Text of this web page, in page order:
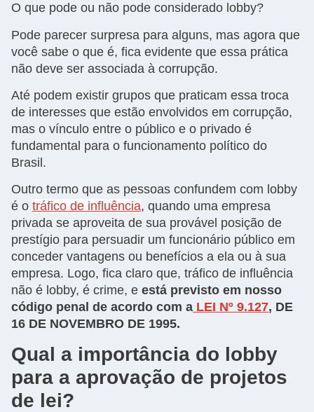
O que pode ou não pode considerado lobby?
Pode parecer surpresa para alguns, mas agora que
você sabe o que é, fica evidente que essa prática
não deve ser associada à corrupção.
Até podem existir grupos que praticam essa troca
de interesses que estão envolvidos em corrupção,
mas o vínculo entre o público e o privado é
fundamental para o funcionamento político do
Brasil.
Outro termo que as pessoas confundem com lobby
é o tráfico de influência, quando uma empresa
privada se aproveita de sua provável posição de
prestígio para persuadir um funcionário público em
conceder vantagens ou benefícios a ela ou à sua
empresa. Logo, fica claro que, tráfico de influência
não é lobby, é crime, e está previsto em nosso
código penal de acordo com a LEI Nº 9.127, DE
16 DE NOVEMBRO DE 1995.
Qual a importância do lobby
para a aprovação de projetos
de lei?